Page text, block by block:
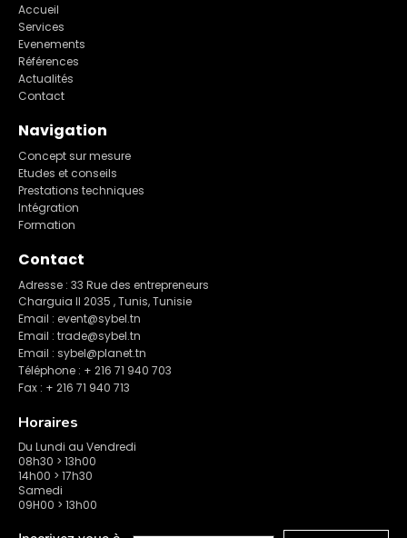
Accueil
Services
Evenements
Références
Actualités
Contact
Navigation
Concept sur mesure
Etudes et conseils
Prestations techniques
Intégration
Formation
Contact
Adresse : 33 Rue des entrepreneurs
Charguia II 2035 , Tunis, Tunisie
Email : event@sybel.tn
Email : trade@sybel.tn
Email : sybel@planet.tn
Téléphone : + 216 71 940 703
Fax : + 216 71 940 713
Horaires
Du Lundi au Vendredi
08h30 > 13h00
14h00 > 17h30
Samedi
09H00 > 13h00